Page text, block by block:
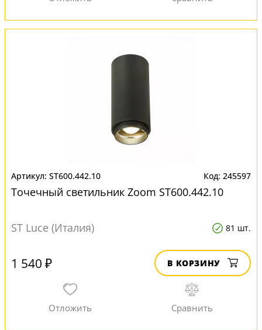
ST600.442.10 245597
Точечный светильник Zoom ST600.442.10
ST Luce (Италия) 81 шт.
1 540 ₽ В КОРЗИНУ